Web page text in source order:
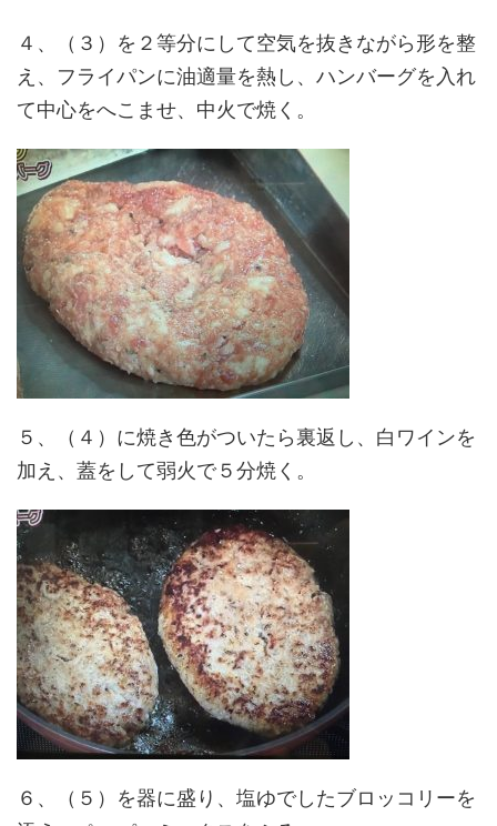
４、（３）を２等分にして空気を抜きながら形を整
え、フライパンに油適量を熱し、ハンバーグを入れ
て中心をへこませ、中火で焼く。
５、（４）に焼き色がついたら裏返し、白ワインを
加え、蓋をして弱火で５分焼く。
６、（５）を器に盛り、塩ゆでしたブロッコリーを